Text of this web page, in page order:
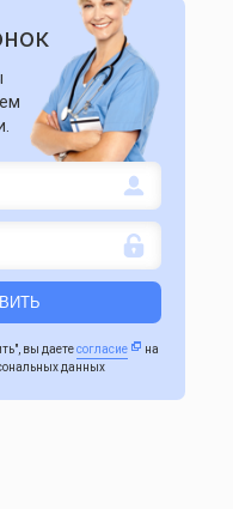
вы даетесогласие
на
данных